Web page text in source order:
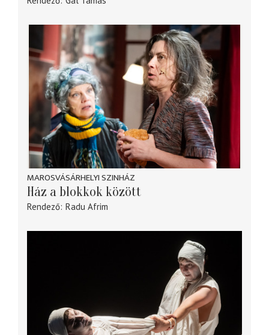
MAROSVÁSÁRHELYI SZINHÁZ
Ház a blokkok között
Rendező Radu Afrim